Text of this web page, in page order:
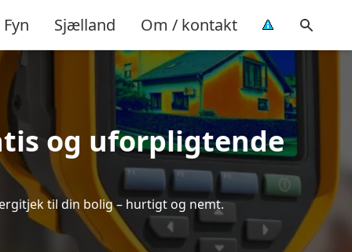
Fyn Sjælland Om / kontakt
og uforpligtende
til din bolig – hurtigt og nemt.